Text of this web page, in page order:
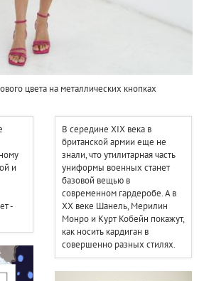
цвета на металлических кнопках
и
-
В середине XIX века в
британской армии еще не
знали, что утилитарная часть
униформы военных станет
базовой вещью в
современном гардеробе. А в
XX веке Шанель, Мерилин
Монро и Курт Кобейн покажут,
как носить кардиган в
совершенно разных стилях.